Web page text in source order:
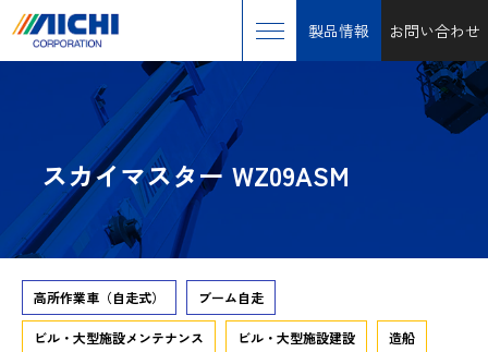
製品情報 お問い合わせ
スカイマスター WZ09ASM
高所作業車（自走式） ブーム自走
ビル・大型施設メンテナンス ビル・大型施設建設 造船